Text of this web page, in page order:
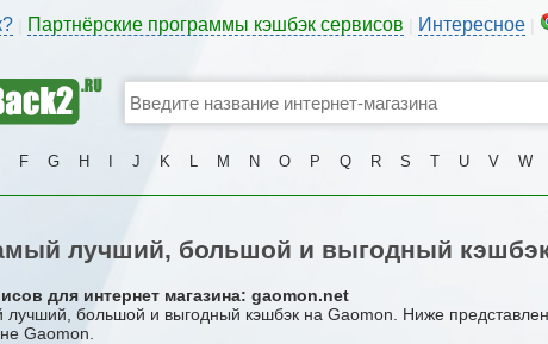
Партнёрские программы кэшбэк сервисов Интересное
F G H J K L M N O P Q R S T U V W
лучший, большой и выгодный
для интернет магазина: gaomon.net
большой и выгодный кэшбэк на Gaomon. Ниже
Gaomon.